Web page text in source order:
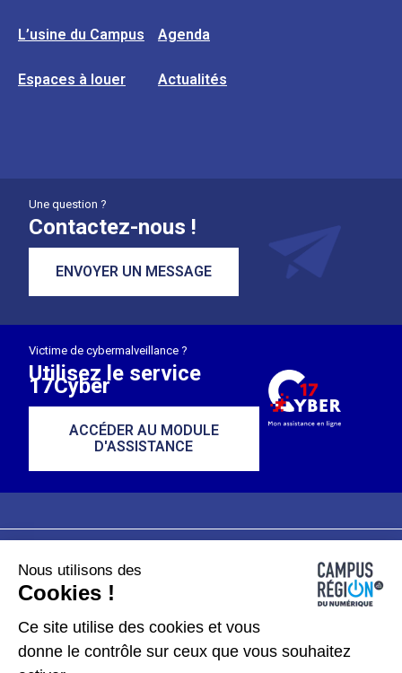
L’usine du Campus Agenda
Espaces à louer Actualités
Une question ?
Contactez-nous !
ENVOYER UN MESSAGE
Victime de cybermalveillance ?
Utilisez le service
17Cyber
ACCÉDER AU MODULE
D'ASSISTANCE
Plan du site
Données personnelles
Gérer les cookies
Nous utilisons des
Cookies !
Ce site utilise des cookies et vous
donne le contrôle sur ceux que vous souhaitez